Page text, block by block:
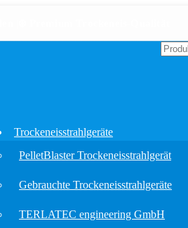
Suche
nach:
Trockeneisstrahlgeräte
PelletBlaster Trockeneisstrahlgerät
Gebrauchte Trockeneisstrahlgeräte
TERLATEC engineering GmbH